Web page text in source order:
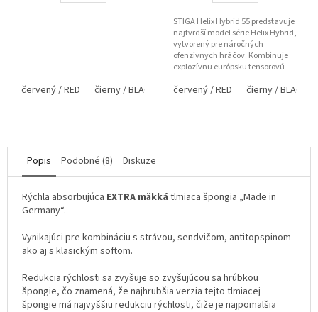
červený / RED čierny / BLACK
STIGA Helix Hybrid 55 predstavuje
najtvrdší model série Helix Hybrid,
vytvorený pre náročných
ofenzívnych hráčov. Kombinuje
explozívnu európsku tensorovú
červený / RED čierny / BLACK
Popis Podobné (8) Diskuze
Rýchla absorbujúca EXTRA mäkká tlmiaca špongia „Made in
Germany“.
Vynikajúci pre kombináciu s strávou, sendvičom, antitopspinom
ako aj s klasickým softom.
Redukcia rýchlosti sa zvyšuje so zvyšujúcou sa hrúbkou
špongie, čo znamená, že najhrubšia verzia tejto tlmiacej
špongie má najvyššiu redukciu rýchlosti, čiže je najpomalšia